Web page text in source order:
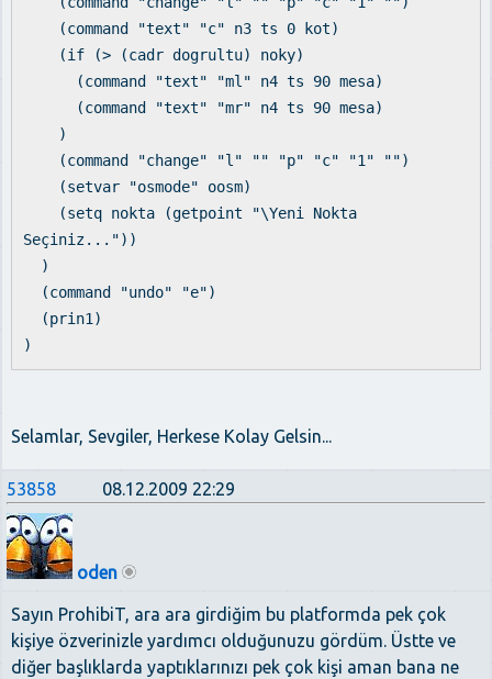
(command "text" "c" n3 ts 0 kot)
(if (> (cadr dogrultu) noky)
(command "text" "ml" n4 ts 90 mesa)
(command "text" "mr" n4 ts 90 mesa)
)
(command "change" "l" "" "p" "c" "1" "")
(setvar "osmode" oosm)
(setq nokta (getpoint "\Yeni Nokta
Seçiniz..."))
)
(command "undo" "e")
(prin1)
)
Selamlar, Sevgiler, Herkese Kolay Gelsin...
53858 08.12.2009 22:29
oden
Sayın ProhibiT, ara ara girdiğim bu platformda pek çok
kişiye özverinizle yardımcı olduğunuzu gördüm. Üstte ve
diğer başlıklarda yaptıklarınızı pek çok kişi aman bana ne